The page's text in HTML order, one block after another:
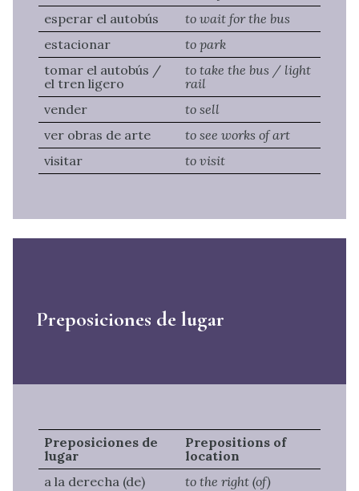
esperar el autobús
to wait for the bus
estacionar
to park
tomar el autobús /
el tren ligero
to take the bus / light
rail
vender
to sell
ver obras de arte
to see works of art
visitar
to visit
Preposiciones de lugar
Preposiciones de
lugar
Prepositions of
location
a la derecha (de)
to the right (of)